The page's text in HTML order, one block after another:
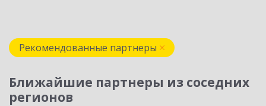
Рекомендованные партнеры
Ближайшие партнеры из соседних
регионов